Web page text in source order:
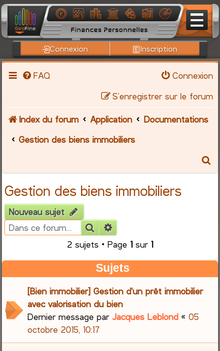
Connexion Inscription
FAQ
Connexion
S’enregistrer sur le forum
Index du forum Application
Documentations
Gestion des biens immobiliers
r
c
r
Gestion des biens immobiliers
Nouveau sujet
Rechercher
2 sujets • Page 1sur 1
Sujets
[Bien immobilier] Gestion d'un prêt immobilier
avec valorisation du bien
Dernier message parJacques Leblond «05
octobre 2015, 10:17